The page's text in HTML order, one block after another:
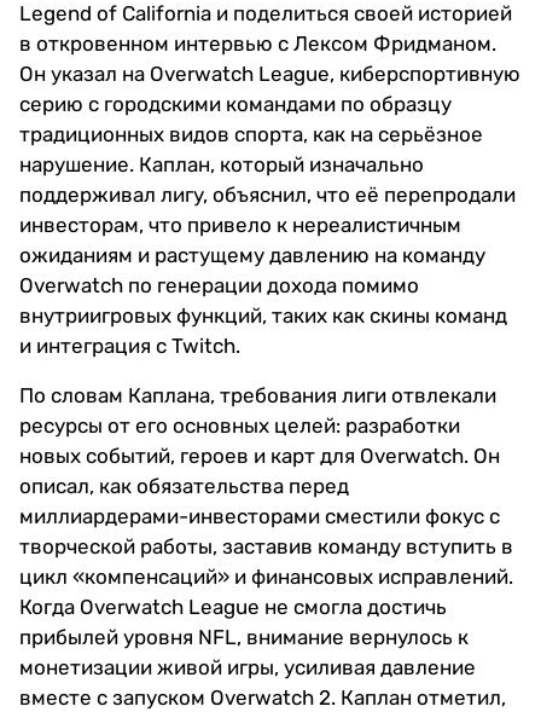
Legend of California и поделиться своей историей
в откровенном интервью с Лексом Фридманом.
Он указал на Overwatch League, киберспортивную
серию с городскими командами по образцу
традиционных видов спорта, как на серьёзное
нарушение. Каплан, который изначально
поддерживал лигу, объяснил, что её перепродали
инвесторам, что привело к нереалистичным
ожиданиям и растущему давлению на команду
Overwatch по генерации дохода помимо
внутриигровых функций, таких как скины команд
и интеграция с Twitch.
По словам Каплана, требования лиги отвлекали
ресурсы от его основных целей: разработки
новых событий, героев и карт для Overwatch. Он
описал, как обязательства перед
миллиардерами-инвесторами сместили фокус с
творческой работы, заставив команду вступить в
цикл «компенсаций» и финансовых исправлений.
Когда Overwatch League не смогла достичь
прибылей уровня NFL, внимание вернулось к
монетизации живой игры, усиливая давление
вместе с запуском Overwatch 2. Каплан отметил,